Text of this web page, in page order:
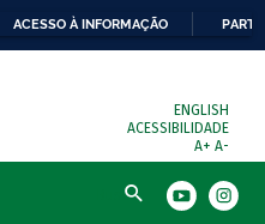
ACESSO À INFORMAÇÃO
ENGLISH
ACESSIBILIDADE
A+ A-
Busca